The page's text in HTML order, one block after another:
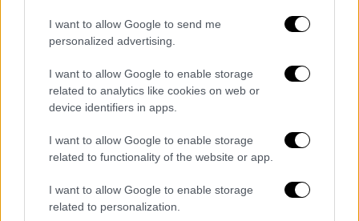
I want to allow Google to send me
personalized advertising.
I want to allow Google to enable storage
related to analytics like cookies on web or
device identifiers in apps.
I want to allow Google to enable storage
related to functionality of the website or app.
I want to allow Google to enable storage
related to personalization.
στην οποία έζησε η Έιμι Γουάινχαουζ και η
Britpop άνθισε έχει τη Λεωφόρο της Δόξας
της Μουσικής, όπως το Λος Άντζελες τη
Λεωφόρο της Δόξας στο Χόλιγουντ. Στη
Λεωφόρο στρώνονται πλάκες γρανίτη με τις
οποίες θα τιμηθούν περισσότεροι από 400
καλλιτέχνες.
ΟΛΕΣ ΟΙ ΕΙΔΗΣΕΙΣ